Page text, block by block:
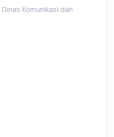
Dinas Komunikasi dan